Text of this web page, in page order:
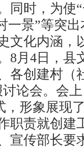
同时，为使
一景”等突
文化内涵，
8月4日，县
各创建村（
论会。会
，形象展现
职责就创建
宣传部长要